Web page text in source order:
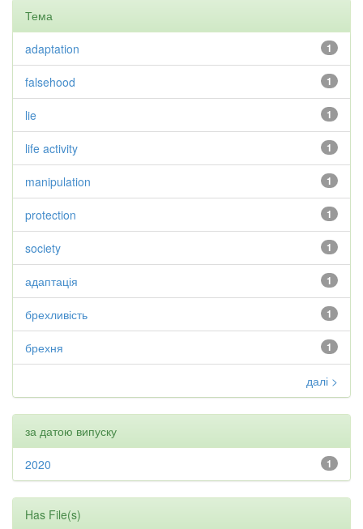
Тема
1
adaptation
1
falsehood
1
lie
1
life activity
1
manipulation
1
protection
1
society
1
адаптація
1
брехливість
1
брехня
далі >
за датою випуску
1
2020
Has File(s)